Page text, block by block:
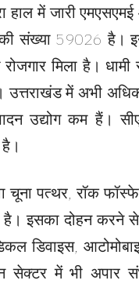
हाल में जारी
संख्या 59026 है।
मिला है।
में अभी
उद्योग कम हैं।
पत्थर, रॉक
इसका दोहन करने
डिवाइस,
सेक्टर में भी